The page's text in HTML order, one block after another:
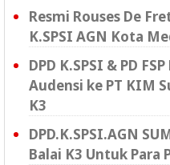
Resmi Rouses De
K.SPSI AGN Kota
DPD K.SPSI & PD
Audensi ke PT KIM
K3
DPD.K.SPSI.AGN
Balai K3 Untuk Para